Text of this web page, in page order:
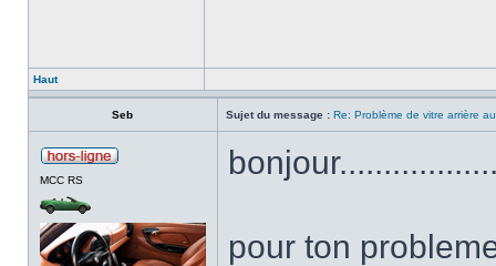
Haut
Seb Sujet du message : Re: Problème de vitre arrière
MCC RS
pour ton